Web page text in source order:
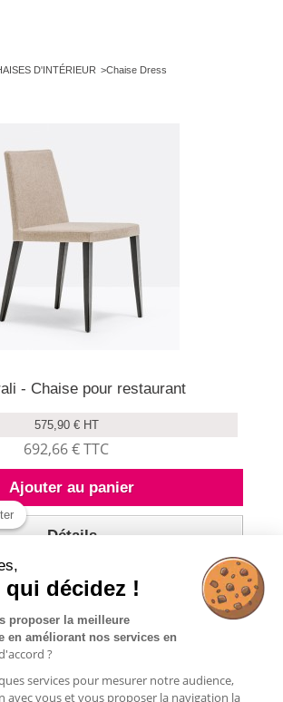
D'INTÉRIEUR >Chaise Dress
- Chaise pour restaurant
575,90 € HT
692,66 € TTC
Ajouter au panier
Détails
décidez !
proposer la meilleure
en améliorant nos services en
?
services pour mesurer notre audience,
avec vous et vous proposer la navigation la